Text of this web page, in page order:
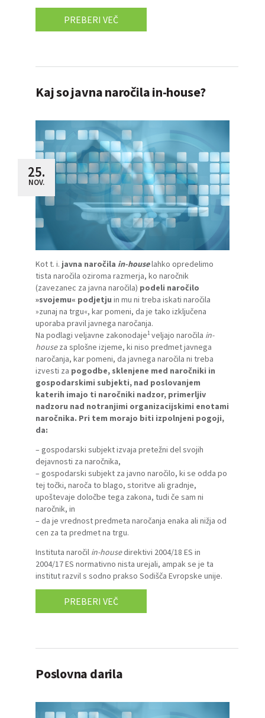
PREBERI VEČ
Kaj so javna naročila in-house?
25.
NOV.
Kot t. i. javna naročila in-houselahko opredelimo
tista naročila oziroma razmerja, ko naročnik
(zavezanec za javna naročila) podeli naročilo
»svojemu« podjetju in mu ni treba iskati naročila
»zunaj na trgu«, kar pomeni, da je tako izključena
uporaba pravil javnega naročanja.
Na podlagi veljavne zakonodaje1veljajo naročila in-
houseza splošne izjeme, ki niso predmet javnega
naročanja, kar pomeni, da javnega naročila ni treba
izvesti za pogodbe, sklenjene med naročniki in
gospodarskimi subjekti, nad poslova­njem
katerih imajo ti naročniki nadzor, primerljiv
nadzoru nad notranjimi organizacijskimi enotami
naročnika. Pri tem morajo biti izpolnjeni pogoji,
da:
– gospodarski subjekt izvaja pretežni del svojih
dejavnosti za naročnika,
– gospodarski subjekt za javno naročilo, ki se odda po
tej točki, naroča to blago, storitve ali gradnje,
upoštevaje določbe tega zakona, tudi če sam ni
naročnik, in
– da je vrednost predmeta naročanja enaka ali nižja od
cen za ta predmet na trgu.
Instituta naročil in-housedirektivi 2004/18 ES in
2004/17 ES normativno nista urejali, ampak se je ta
institut razvil s sodno prakso Sodišča Evropske unije.
PREBERI VEČ
Poslovna darila